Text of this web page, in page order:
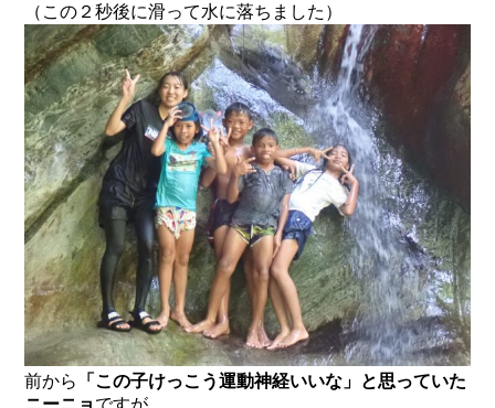
（この２秒後に滑って水に落ちました）
前から
「この子けっこう運動神経いいな」と思っていた
ニーニョ ですが、